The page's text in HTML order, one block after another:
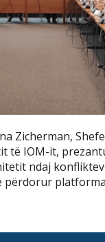
Zicherman,
të IOM-it,
ndaj
përdorur